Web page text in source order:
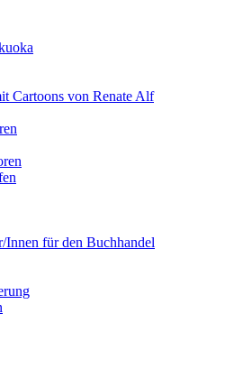
Cartoons von Renate Alf
Innen für den Buchhandel